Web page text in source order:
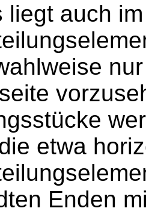
liegt auch
etwa
Enden